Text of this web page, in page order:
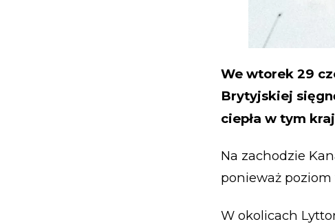
We wtorek 29
Brytyjskiej
ciepła w tym
Na zachodzie
ponieważ poziom
W okolicach